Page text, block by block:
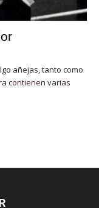
añejas, tanto como
contienen varias